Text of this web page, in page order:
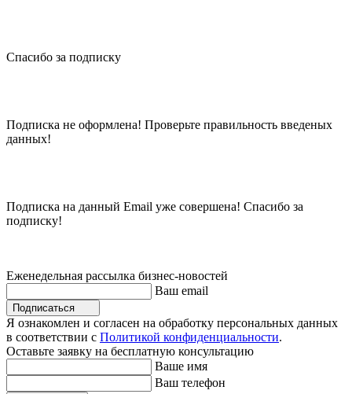
Спасибо за подписку
Подписка не оформлена! Проверьте правильность введеных
данных!
Подписка на данный Email уже совершена! Спасибо за
подписку!
Еженедельная рассылка бизнес-новостей
Ваш email
Подписаться
Я ознакомлен и согласен на обработку персональных данных
в соответствии с Политикой конфиденциальности.
Оставьте заявку на бесплатную консультацию
Ваше имя
Ваш телефон